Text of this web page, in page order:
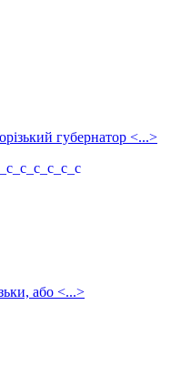
губернатор <...>
або <...>